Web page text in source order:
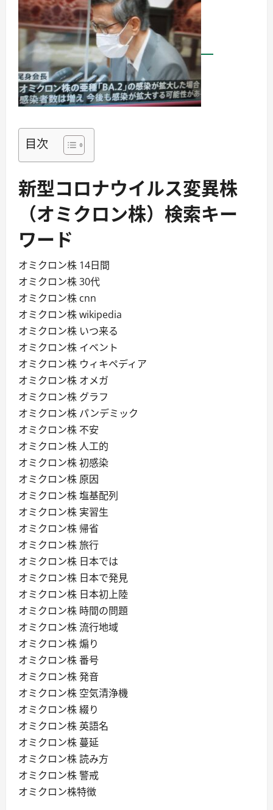
目次
新型コロナウイルス変異株
（オミクロン株）検索キー
ワード
オミクロン株 14日間
オミクロン株 30代
オミクロン株 cnn
オミクロン株 wikipedia
オミクロン株 いつ来る
オミクロン株 イベント
オミクロン株 ウィキペディア
オミクロン株 オメガ
オミクロン株 グラフ
オミクロン株 パンデミック
オミクロン株 不安
オミクロン株 人工的
オミクロン株 初感染
オミクロン株 原因
オミクロン株 塩基配列
オミクロン株 実習生
オミクロン株 帰省
オミクロン株 旅行
オミクロン株 日本では
オミクロン株 日本で発見
オミクロン株 日本初上陸
オミクロン株 時間の問題
オミクロン株 流行地域
オミクロン株 煽り
オミクロン株 番号
オミクロン株 発音
オミクロン株 空気清浄機
オミクロン株 綴り
オミクロン株 英語名
オミクロン株 蔓延
オミクロン株 読み方
オミクロン株 警戒
オミクロン株特徴